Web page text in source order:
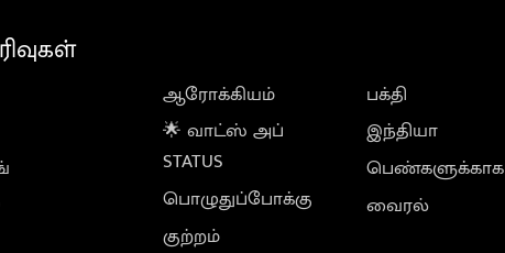
ஆரோக்கியம்
🌟 வாட்ஸ் அப்
STATUS
பொழுதுப்போக்கு
குற்றம்
பக்தி
இந்தியா
பெண்களுக்காக
வைரல்